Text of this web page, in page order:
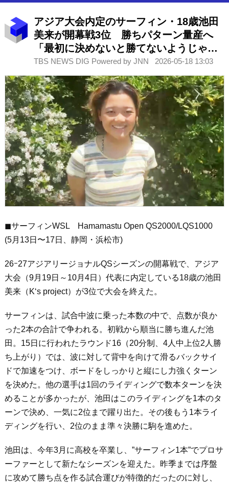
アジア大会内定のサーフィン・18歳池田
美来が開幕戦3位 勝ちパターン量産へ
「最初に決めないと勝てないようじゃ困
る」
TBS NEWS DIG Powered by JNN 2026-05-18 13:03
◼︎サーフィンWSL Hamamastu Open QS2000/LQS1000
(5月13日〜17日、静岡・浜松市)
26ｰ27アジアリージョナルQSシーズンの開幕戦で、アジア
大会（9月19日～10月4日）代表に内定している18歳の池田
美来（K‘s project）が3位で大会を終えた。
サーフィンは、試合中波に乗った本数の中で、点数が良か
った2本の合計で争われる。初戦から順当に勝ち進んだ池
田。15日に行われたラウンド16（20分制、4人中上位2人勝
ち上がり）では、波に対して背中を向けて滑るバックサイ
ドで加速をつけ、ボードをしっかりと縦にし力強くターン
を決めた。他の選手は1回のライディングで数本ターンを決
めることが多かったが、池田はこのライディングを1本のタ
ーンで決め、一気に2位まで躍り出た。その後もう1本ライ
ディングを行い、2位のまま準々決勝に駒を進めた。
池田は、今年3月に高校を卒業し、”サーフィン1本”でプロサ
ーファーとして新たなシーズンを迎えた。昨季までは序盤
に攻めて勝ち点を作る試合運びが特徴的だったのに対し、